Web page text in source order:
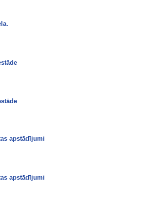
apstādījumi
apstādījumi